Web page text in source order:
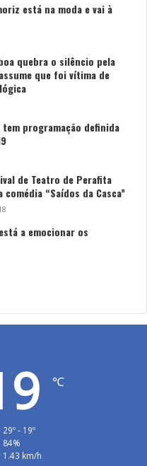
está na moda e vai à
quebra o silêncio pela
que foi vítima de
tem programação definida
de Teatro de Perafita
“Saídos da Casca”
a emocionar os
℃
29º - 19º
84%
1.43 km/h